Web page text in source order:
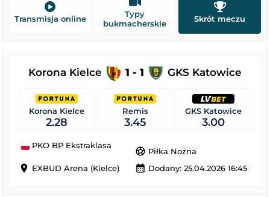
Transmisja online
Typy
bukmacherskie
Skrót meczu
Korona Kielce 1 - 1 GKS Katowice
Korona Kielce
2.28
Remis
3.45
GKS Katowice
3.00
PKO BP Ekstraklasa
sports_soccer Piłka Nożna
location_on EXBUD Arena (Kielce) calendar_month Dodany: 25.04.2026 16:45